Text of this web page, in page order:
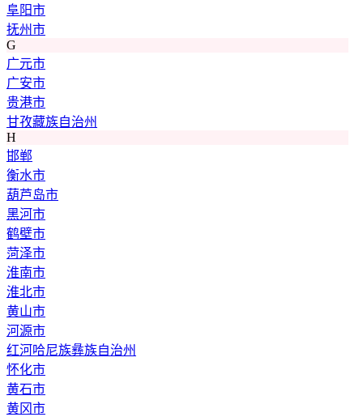
阜阳市
抚州市
G
广元市
广安市
贵港市
甘孜藏族自治州
H
邯郸
衡水市
葫芦岛市
黑河市
鹤壁市
菏泽市
淮南市
淮北市
黄山市
河源市
红河哈尼族彝族自治州
怀化市
黄石市
黄冈市